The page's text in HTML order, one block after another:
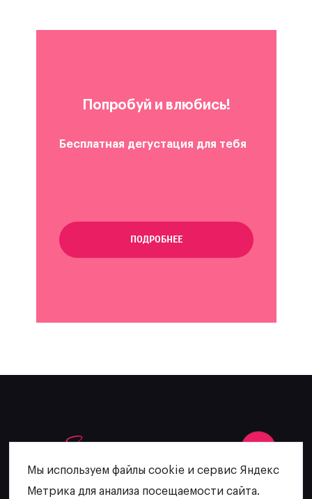
Попробуй и влюбись!
Бесплатная дегустация для тебя
ПОДРОБНЕЕ
Мы используем файлы cookie и сервис Яндекс
Метрика для анализа посещаемости сайта.